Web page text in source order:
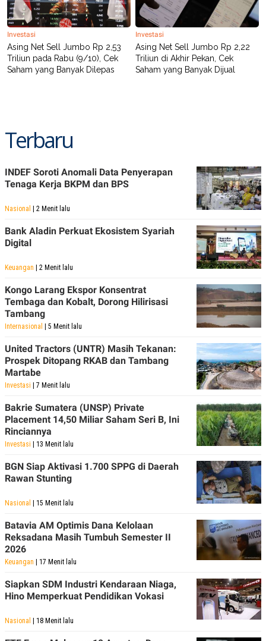
Investasi
Asing Net Sell Jumbo Rp 2,53
Triliun pada Rabu (9/10), Cek
Saham yang Banyak Dilepas
Investasi
Asing Net Sell Jumbo Rp 2,22
Triliun di Akhir Pekan, Cek
Saham yang Banyak Dijual
Terbaru
INDEF Soroti Anomali Data Penyerapan
Tenaga Kerja BKPM dan BPS
Nasional | 2 Menit lalu
Bank Aladin Perkuat Ekosistem Syariah
Digital
Keuangan | 2 Menit lalu
Kongo Larang Ekspor Konsentrat
Tembaga dan Kobalt, Dorong Hilirisasi
Tambang
Internasional | 5 Menit lalu
United Tractors (UNTR) Masih Tekanan:
Prospek Ditopang RKAB dan Tambang
Martabe
Investasi | 7 Menit lalu
Bakrie Sumatera (UNSP) Private
Placement 14,50 Miliar Saham Seri B, Ini
Rinciannya
Investasi | 13 Menit lalu
BGN Siap Aktivasi 1.700 SPPG di Daerah
Rawan Stunting
Nasional | 15 Menit lalu
Batavia AM Optimis Dana Kelolaan
Reksadana Masih Tumbuh Semester II
2026
Keuangan | 17 Menit lalu
Siapkan SDM Industri Kendaraan Niaga,
Hino Memperkuat Pendidikan Vokasi
Nasional | 18 Menit lalu